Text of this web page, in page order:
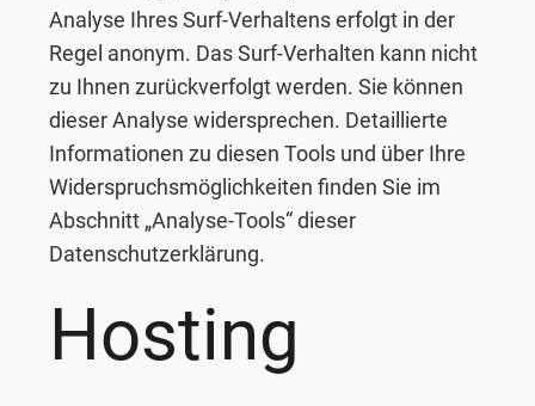
Analyse Ihres Surf-Verhaltens erfolgt in der
Regel anonym. Das Surf-Verhalten kann nicht
zu Ihnen zurückverfolgt werden. Sie können
dieser Analyse widersprechen. Detaillierte
Informationen zu diesen Tools und über Ihre
Widerspruchsmöglichkeiten finden Sie im
Abschnitt „Analyse-Tools“ dieser
Datenschutzerklärung.
Hosting